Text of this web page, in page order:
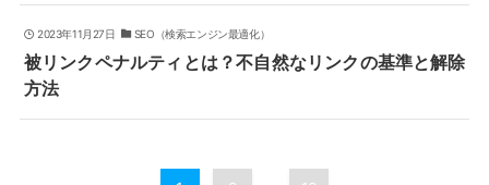
2023年11月27日 SEO（検索エンジン最適化）
被リンクペナルティとは？不自然なリンクの基準と解除
方法